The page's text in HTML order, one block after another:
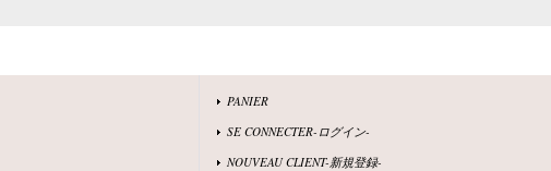
PANIER
SE CONNECTER-ログイン-
NOUVEAU CLIENT-新規登録-